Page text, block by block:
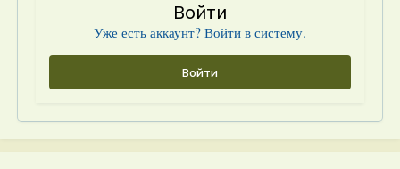
Войти
Уже есть аккаунт? Войти в систему.
Войти